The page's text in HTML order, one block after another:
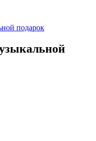
подарок